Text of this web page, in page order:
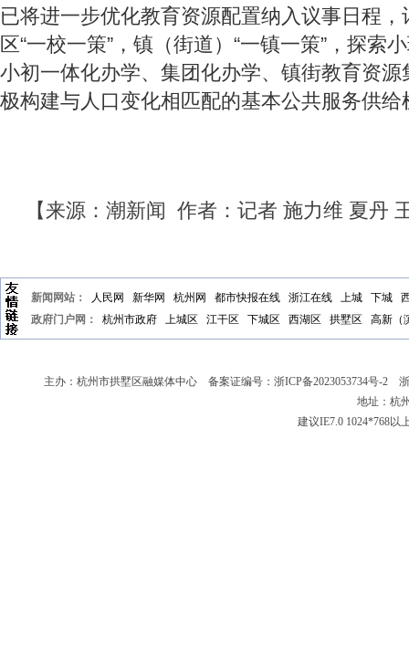
已将进一步优化教育资源配置纳入议事日程
区“一校一策”，镇（街道）“一镇一策”，探索
小初一体化办学、集团化办学、镇街教育资
极构建与人口变化相匹配的基本公共服务供给
【来源：潮新闻 作者：记者 施力维 夏丹
新闻网站： 人民网 新华网 杭州网 都市快报在线 浙江在线 上城 下城
政府门户网：
杭州市政府 上城区 江干区 下城区 西湖区 拱墅区 高新（
主办：杭州市拱墅区融媒体中心 备案证编号： 浙ICP备2023053734号-2 浙
地址：杭
建议IE7.0 1024*768